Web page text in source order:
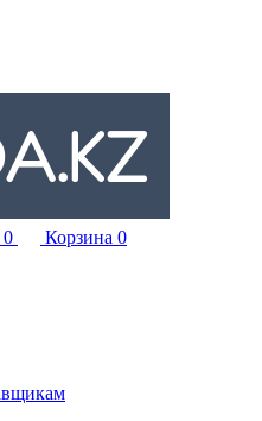
0 Корзина 0